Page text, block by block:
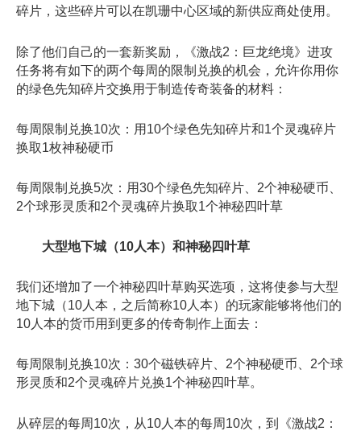
碎片，这些碎片可以在凯珊中心区域的新供应商处使用。
除了他们自己的一套新奖励，《激战2：巨龙绝境》进攻
任务将有如下的两个每周的限制兑换的机会，允许你用你
的绿色先知碎片交换用于制造传奇装备的材料：
每周限制兑换10次：用10个绿色先知碎片和1个灵魂碎片
换取1枚神秘硬币
每周限制兑换5次：用30个绿色先知碎片、2个神秘硬币、
2个球形灵质和2个灵魂碎片换取1个神秘四叶草
大型地下城（10人本）和神秘四叶草
我们还增加了一个神秘四叶草购买选项，这将使参与大型
地下城（10人本，之后简称10人本）的玩家能够将他们的
10人本的货币用到更多的传奇制作上面去：
每周限制兑换10次：30个磁铁碎片、2个神秘硬币、2个球
形灵质和2个灵魂碎片兑换1个神秘四叶草。
从碎层的每周10次，从10人本的每周10次，到《激战2：